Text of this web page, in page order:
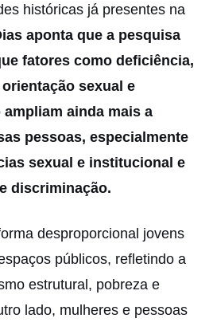
históricas já presentes na
aponta que a pesquisa
fatores como deficiência,
sexual e
ainda mais a
pessoas, especialmente
sexual e institucional e
discriminação.
desproporcional jovens
públicos, refletindo a
estrutural, pobreza e
lado, mulheres e pessoas